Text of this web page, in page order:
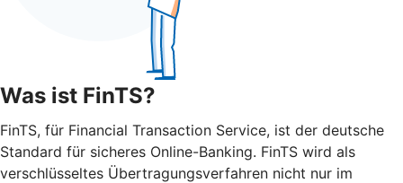
Was ist FinTS?
FinTS, für Financial Transaction Service, ist der deutsche
Standard für sicheres Online-Banking. FinTS wird als
verschlüsseltes Übertragungsverfahren nicht nur im